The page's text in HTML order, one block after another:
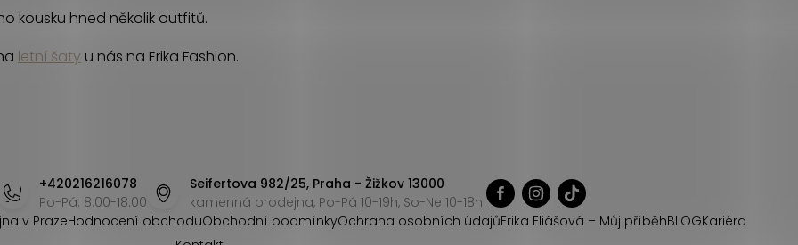
kousku hned několik outfitů.
letní šaty u nás na Erika Fashion.
+420216216078
Po-Pá: 8:00-18:00
Seifertova 982/25, Praha - Žižkov 13000
kamenná prodejna, Po-Pá 10-19h, So-Ne 10-18h
v PrazeHodnocení obchoduObchodní podmínkyOchrana osobních údajůErika Eliášová – Můj příběhBLOGKariéra